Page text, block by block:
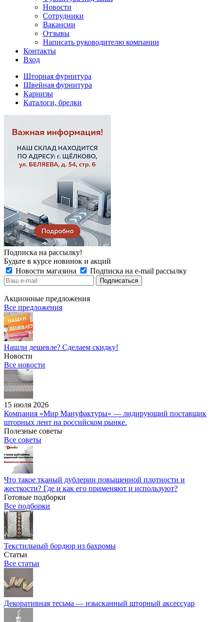
Новости
Сотрудники
Вакансии
Отзывы
Написать руководителю компании
Контакты
Вход
Шторная фурнитура
Швейная фурнитура
Карнизы
Каталоги, брелки
Подписка на рассылку!
Будьте в курсе новинок и акций
Новости магазина
Подписка на e-mail рассылку
Акционные предложения
Все предложения
Нашли дешевле? Сделаем скидку!
Новости
Все новости
15 июля 2026
Компания «Мир Мануфактуры» — лидирующий поставщик
шторных лент на российском рынке.
Полезные советы
Все советы
Что такое тканый дублерин повышенной плотности и
жесткости? Где и как его применяют и используют?
Готовые подборки
Все подборки
Текстильный бордюр из бахромы
Статьи
Все статьи
Декоративная тесьма — изысканный шторный аксессуар